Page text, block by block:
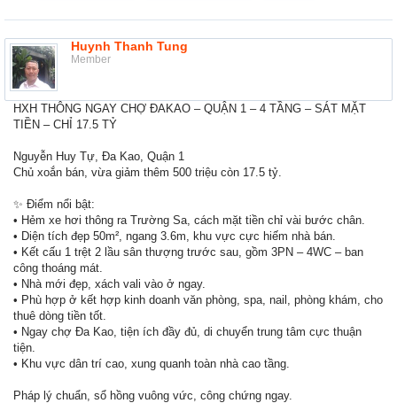
Huynh Thanh Tung
Member
HXH THÔNG NGAY CHỢ ĐAKAO – QUẬN 1 – 4 TẦNG – SÁT MẶT
TIỀN – CHỈ 17.5 TỶ
Nguyễn Huy Tự, Đa Kao, Quận 1
Chủ xoắn bán, vừa giảm thêm 500 triệu còn 17.5 tỷ.
✨ Điểm nổi bật:
• Hẻm xe hơi thông ra Trường Sa, cách mặt tiền chỉ vài bước chân.
• Diện tích đẹp 50m², ngang 3.6m, khu vực cực hiếm nhà bán.
• Kết cấu 1 trệt 2 lầu sân thượng trước sau, gồm 3PN – 4WC – ban
công thoáng mát.
• Nhà mới đẹp, xách vali vào ở ngay.
• Phù hợp ở kết hợp kinh doanh văn phòng, spa, nail, phòng khám, cho
thuê dòng tiền tốt.
• Ngay chợ Đa Kao, tiện ích đầy đủ, di chuyển trung tâm cực thuận
tiện.
• Khu vực dân trí cao, xung quanh toàn nhà cao tầng.
Pháp lý chuẩn, sổ hồng vuông vức, công chứng ngay.